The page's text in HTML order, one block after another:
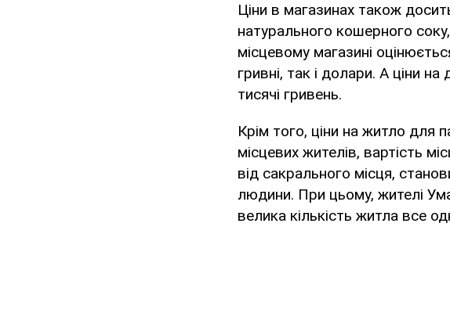
Ціни в магазинах також
натурального кошерного
місцевому магазині
гривні, так і долари. А ціни
тисячі гривень.
Крім того, ціни на житло для
місцевих жителів, вартість
від сакрального місця,
людини. При цьому, жителі
велика кількість житла все